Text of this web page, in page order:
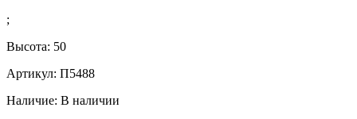
;
Высота: 50
Артикул: П5488
Наличие: В наличии